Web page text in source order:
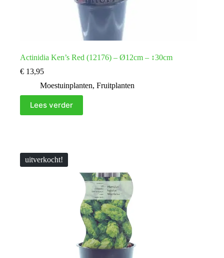
Actinidia Ken’s Red (12176) – Ø12cm – ↕30cm
€ 13,95
Moestuinplanten, Fruitplanten
Lees verder
uitverkocht!